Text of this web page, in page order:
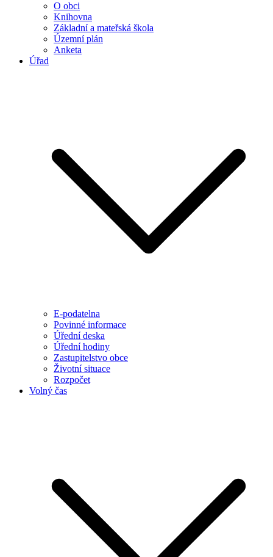
O obci
Knihovna
Základní a mateřská škola
Územní plán
Anketa
Úřad
E-podatelna
Povinné informace
Úřední deska
Úřední hodiny
Zastupitelstvo obce
Životní situace
Rozpočet
Volný čas